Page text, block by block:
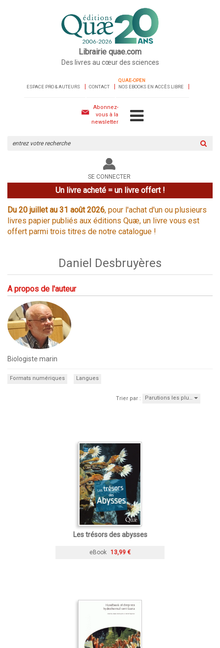
Librairie quae.com
Des livres au cœur des sciences
ESPACE PRO & AUTEURS CONTACT
QUAE-OPEN
NOS EBOOKS EN ACCÈS LIBRE
Abonnez-
vous à la
newsletter
le
site
SE CONNECTER
Un livre acheté = un livre offert !
Du 20 juillet au 31 août 2026, pour l'achat d'un ou plusieurs
livres papier publiés aux éditions Quæ, un livre vous est
offert parmi trois titres de notre catalogue !
Daniel Desbruyères
A propos de l'auteur
Biologiste marin
Formats numériques Langues
Trier par : Parutions les plu…
Les trésors des abysses
eBook 13,99 €